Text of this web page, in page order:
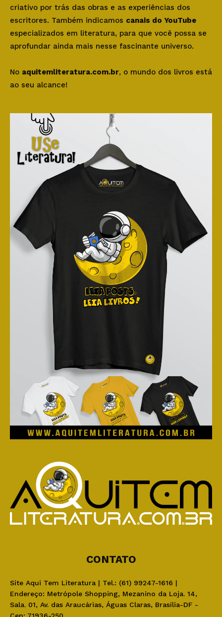
criativo por trás das obras e as experiências dos
escritores. Também indicamos canais do YouTube
especializados em literatura, para que você possa se
aprofundar ainda mais nesse fascinante universo.
No aquitemliteratura.com.br, o mundo dos livros está
ao seu alcance!
CONTATO
Site Aqui Tem Literatura | Tel.: (61) 99247-1616 |
Endereço: Metrópole Shopping, Mezanino da Loja. 14,
Sala. 01, Av. das Araucárias, Águas Claras, Brasília-DF -
Cep: 71936-250